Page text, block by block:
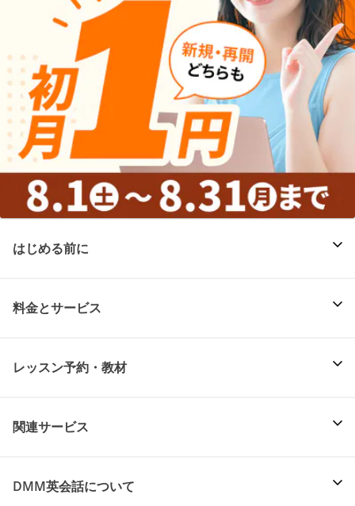
はじめる前に
料金とサービス
レッスン予約・教材
関連サービス
DMM英会話について